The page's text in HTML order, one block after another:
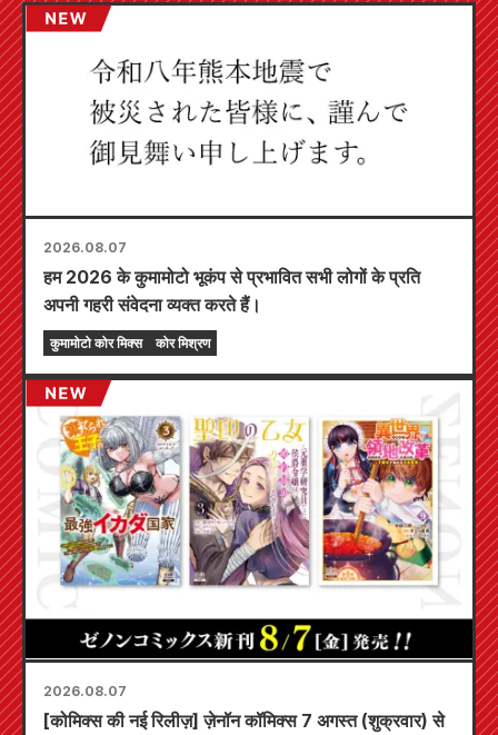
2026.08.07
हम 2026 के कुमामोटो भूकंप से प्रभावित सभी लोगों के प्रति
अपनी गहरी संवेदना व्यक्त करते हैं।
कुमामोटो कोर मिक्स कोर मिश्रण
2026.08.07
[कोमिक्स की नई रिलीज़] ज़ेनॉन कॉमिक्स 7 अगस्त (शुक्रवार) से